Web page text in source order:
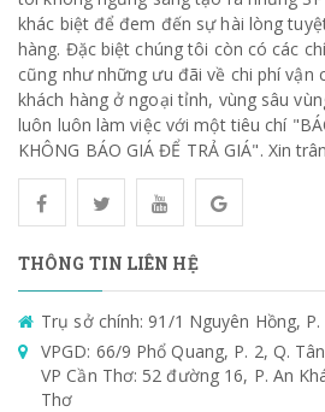
khác biệt để đem đến sự hài lòng
hàng. Đặc biệt chúng tôi còn có các
cũng như những ưu đãi về chi phí vận
khách hàng ở ngoại tỉnh, vùng sâu
luôn luôn làm việc với một tiêu chí
KHÔNG BÁO GIÁ ĐỂ TRẢ GIÁ". Xin
THÔNG TIN LIÊN HỆ
Trụ sở chính: 91/1 Nguyên Hồng,
VPGD: 66/9 Phổ Quang, P. 2, Q.
VP Cần Thơ: 52 đường 16, P. An
Thơ